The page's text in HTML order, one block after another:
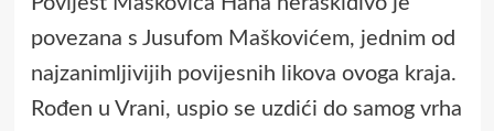
povezana s Jusufom Maškovićem, jednim od
najzanimljivijih povijesnih likova ovoga kraja.
Rođen u Vrani, uspio se uzdići do samog vrha